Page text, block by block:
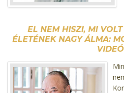
EL NEM HISZI, MI
ÉLETÉNEK NAGY ÁLMA:
VIDEÓ